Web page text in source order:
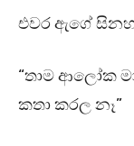
එවර ඇගේ
“තාම ආලෝක
කතා කරල නෑ”